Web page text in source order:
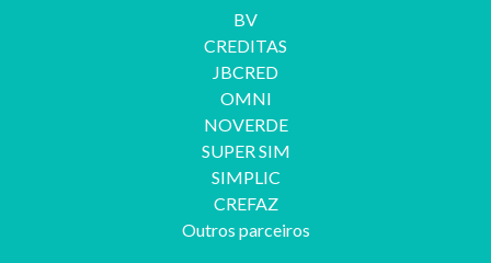
BV
CREDITAS
JBCRED
OMNI
NOVERDE
SUPER SIM
SIMPLIC
CREFAZ
Outros parceiros